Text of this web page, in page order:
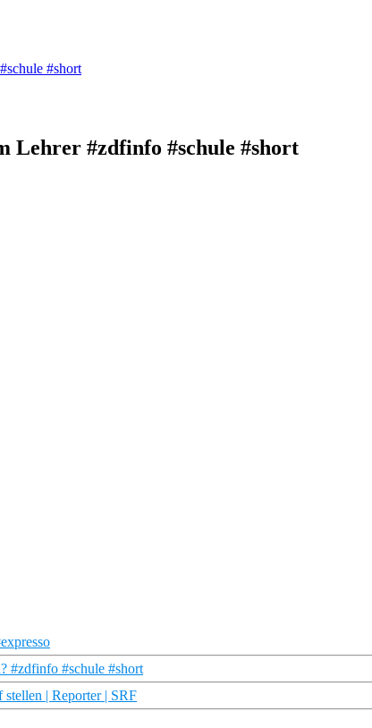
#short
Lehrer #zdfinfo #schule #short
#zdfinfo #schule #short
| Reporter | SRF